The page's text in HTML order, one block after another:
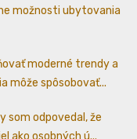
možnosti ubytovania
moderné trendy a
môže spôsobovať...
som odpovedal, že
ako osobných ú...